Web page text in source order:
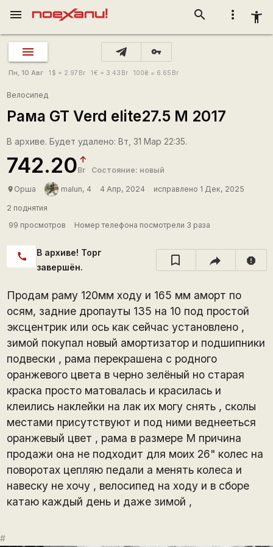
more_vert accessibility_new
search
menu
vpn_key
Пн, 10 Авг 1 $ = 2.97 Br 1€ = 3.43 Br 100₴ = 6.65 Br
Велосипед
Рама GT Verd elite27.5 М 2017
В архиве. Будет удалено: Вт, 31 Мар 22:35.
742.20Br Состояние: новый
place Орша malun, 4 4 Апр, 2024 исправлено 1 Дек, 2025
2 поднятия
99 просмотров
Номер телефона посмотрели 3 раза
call
В архиве! Торг
завершён.
report
Продам раму 120мм ходу и 165 мм аморт по
осям, задние дропауты 135 на 10 под простой
эксцентрик или ось как сейчас установлено ,
зимой покупал новый амортизатор и подшипники
подвески , рама перекрашена с родного
оранжевого цвета в черно зелёный но старая
краска просто матовалась и красилась и
клеились наклейки на лак их могу снять , сколы
местами присутствуют и под ними веднееться
оранжевый цвет , рама в размере М причина
продажи она не подходит для моих 26" колес на
поворотах цепляю педали а менять колеса и
навеску не хочу , велосипед на ходу и в сборе
катаю каждый день и даже зимой ,
#